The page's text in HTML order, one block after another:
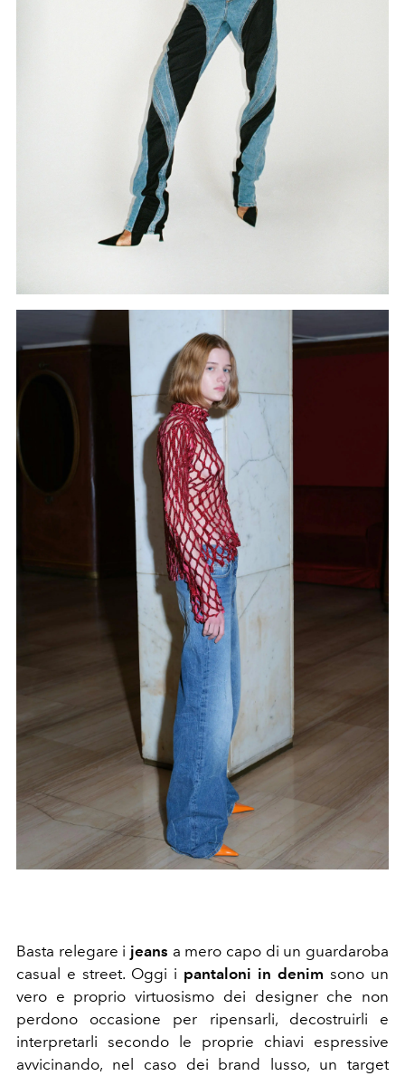
Basta relegare i jeans a mero capo di un guardaroba
casual e street. Oggi i pantaloni in denim sono un
vero e proprio virtuosismo dei designer che non
perdono occasione per ripensarli, decostruirli e
interpretarli secondo le proprie chiavi espressive
avvicinando, nel caso dei brand lusso, un target